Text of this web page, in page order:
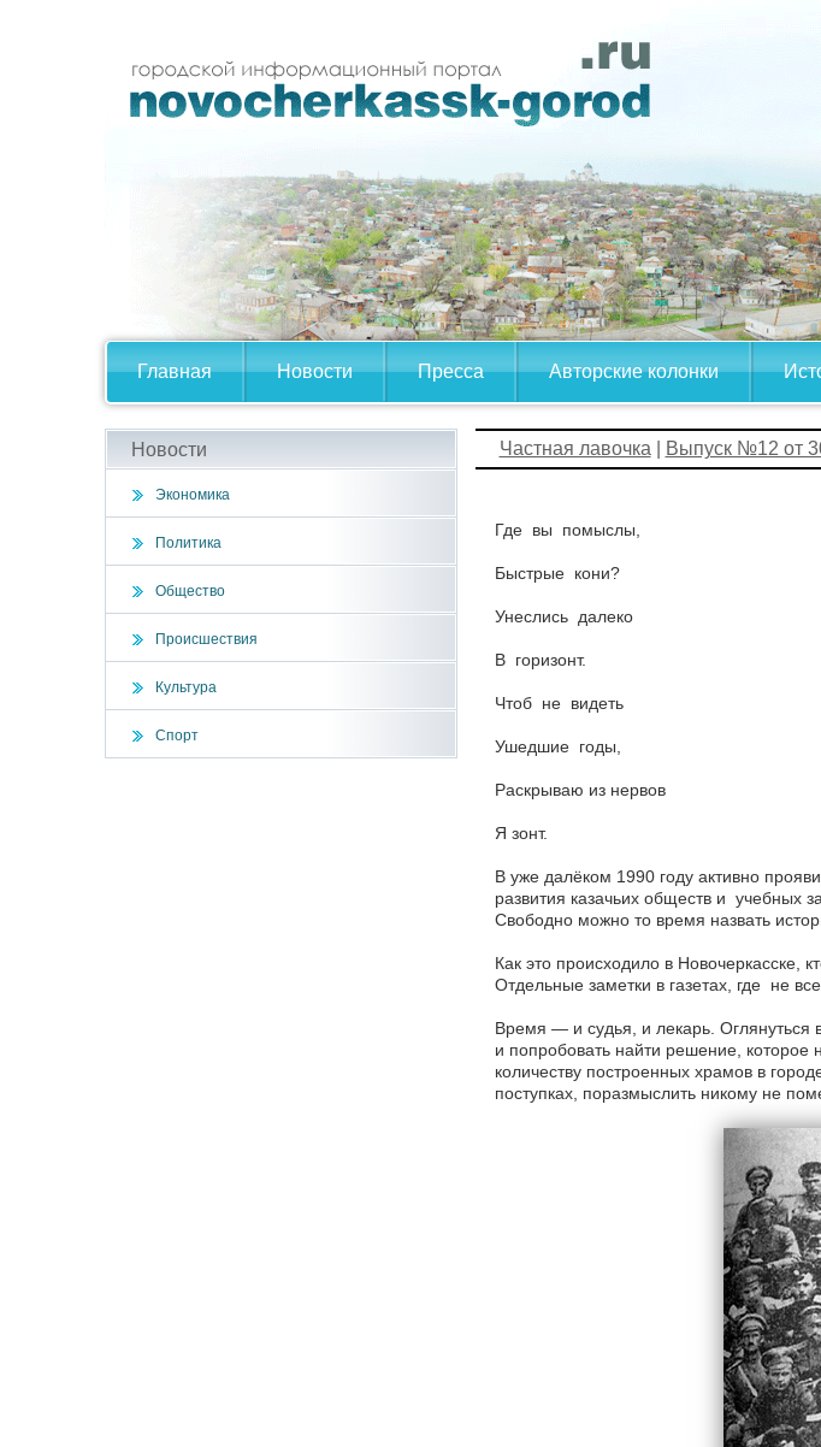
Главная Новости Пресса Авторские колонки
Новости
Экономика
Политика
Общество
Происшествия
Культура
Спорт
Частная лавочка Выпуск №12 от
Где вы помыслы,
Быстрые кони?
Унеслись далеко
В горизонт.
Чтоб не видеть
Ушедшие годы,
Раскрываю из нервов
Я зонт.
В уже далёком 1990 году активно
развития казачьих обществ и учебных
Свободно можно то время назвать
Как это происходило в Новочеркасске,
Отдельные заметки в газетах, где не
Время — и судья, и лекарь.
и попробовать найти решение, которое
количеству построенных храмов в
поступках, поразмыслить никому не